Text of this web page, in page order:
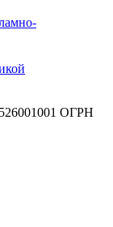
ОГРН